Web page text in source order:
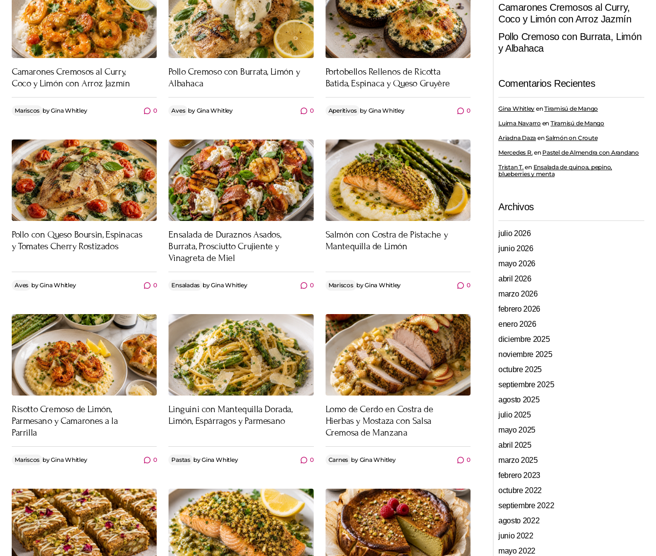
Camarones Cremosos al Curry,
Coco y Limón con Arroz Jazmín
Mariscos byGina Whitley 0
Pollo Cremoso con Burrata, Limón y
Albahaca
Aves by Gina Whitley 0
Portobellos Rellenos de Ricotta
Batida, Espinaca y Queso Gruyère
Aperitivos by Gina Whitley 0
Pollo con Queso Boursin, Espinacas
y Tomates Cherry Rostizados
Aves byGina Whitley 0
Ensalada de Duraznos Asados,
Burrata, Prosciutto Crujiente y
Vinagreta de Miel
Ensaladas byGina Whitley 0
Salmón con Costra de Pistache y
Mantequilla de Limón
Mariscos byGina Whitley 0
Risotto Cremoso de Limón,
Parmesano y Camarones a la
Parrilla
Mariscos byGina Whitley 0
Linguini con Mantequilla Dorada,
Limón, Espárragos y Parmesano
Pastas byGina Whitley 0
Lomo de Cerdo en Costra de
Hierbas y Mostaza con Salsa
Cremosa de Manzana
Carnes by Gina Whitley 0
Camarones Cremosos al Curry,
Coco y Limón con Arroz Jazmín
Pollo Cremoso con Burrata, Limón
y Albahaca
Comentarios Recientes
Gina Whitley enTiramisú de Mango
Luima Navarro en Tiramisú de Mango
Ariadna Daza enSalmón on Croute
Mercedes R. en Pastel de Almendra con Arandano
Tristan T. en Ensalada de quinoa, pepino,
blueberries y menta
Archivos
julio 2026
junio 2026
mayo 2026
abril 2026
marzo 2026
febrero 2026
enero 2026
diciembre 2025
noviembre 2025
octubre 2025
septiembre 2025
agosto 2025
julio 2025
mayo 2025
abril 2025
marzo 2025
febrero 2023
octubre 2022
septiembre 2022
agosto 2022
junio 2022
mayo 2022